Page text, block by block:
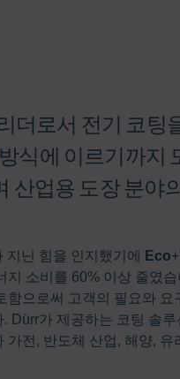
더로서 전기 코팅
식에 이르기까지
산업용 도장 분야
지닌 힘을 인지했기에 Eco
지 소비를 60% 이상 줄였
함으로써 고객의 필요와
Dürr가 제공하는 코팅 솔
가전, 반도체 산업, 해양,